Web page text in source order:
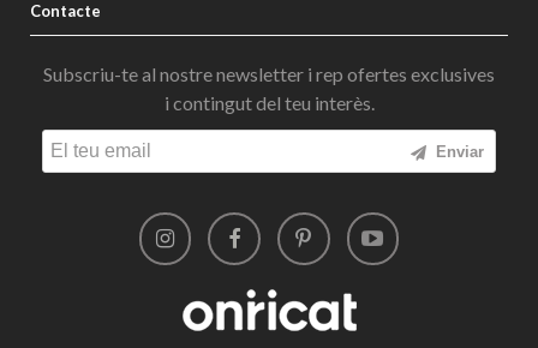
Contacte
Subscriu-te al nostre newsletter i rep ofertes exclusives
i contingut del teu interès.
Enviar